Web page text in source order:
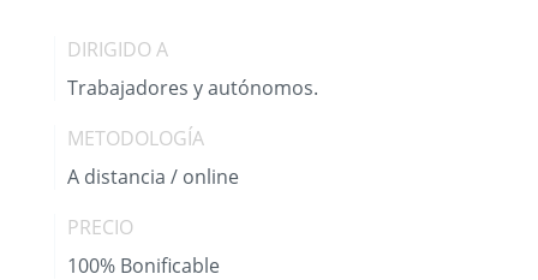
DIRIGIDO A
Trabajadores y autónomos.
METODOLOGÍA
A distancia / online
PRECIO
100% Bonificable